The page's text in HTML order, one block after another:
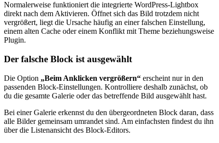
Normalerweise funktioniert die integrierte WordPress-Lightbox
direkt nach dem Aktivieren. Öffnet sich das Bild trotzdem nicht
vergrößert, liegt die Ursache häufig an einer falschen Einstellung,
einem alten Cache oder einem Konflikt mit Theme beziehungsweise
Plugin.
Der falsche Block ist ausgewählt
Die Option „Beim Anklicken vergrößern“ erscheint nur in den
passenden Block-Einstellungen. Kontrolliere deshalb zunächst, ob
du die gesamte Galerie oder das betreffende Bild ausgewählt hast.
Bei einer Galerie erkennst du den übergeordneten Block daran, dass
alle Bilder gemeinsam umrandet sind. Am einfachsten findest du ihn
über die Listenansicht des Block-Editors.